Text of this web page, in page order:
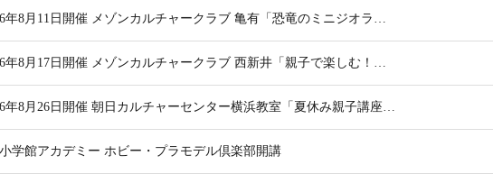
年8月11日開催 メゾンカルチャークラブ 亀有「恐竜のミニジオラ…
年8月17日開催 メゾンカルチャークラブ 西新井「親子で楽しむ！…
年8月26日開催 朝日カルチャーセンター横浜教室「夏休み親子講座…
小学館アカデミー ホビー・プラモデル倶楽部開講